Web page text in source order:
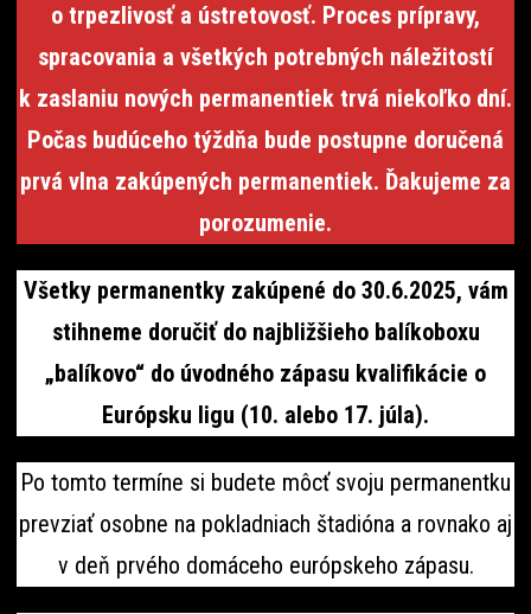
o trpezlivosť a ústretovosť. Proces prípravy,
spracovania a všetkých potrebných náležitostí
k zaslaniu nových permanentiek trvá niekoľko dní.
Počas budúceho týždňa bude postupne doručená
prvá vlna zakúpených permanentiek. Ďakujeme za
porozumenie.
Všetky permanentky zakúpené do 30.6.2025, vám
stihneme doručiť do najbližšieho balíkoboxu
„balíkovo“ do úvodného zápasu kvalifikácie o
Európsku ligu (10. alebo 17. júla).
Po tomto termíne si budete môcť svoju permanentku
prevziať osobne na pokladniach štadióna a rovnako aj
v deň prvého domáceho európskeho zápasu.